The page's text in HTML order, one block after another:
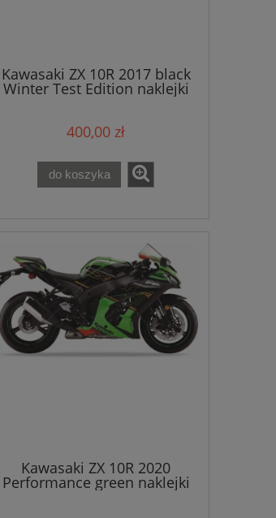
Kawasaki ZX 10R 2017 black
Winter Test Edition naklejki
400,00 zł
do koszyka
Kawasaki ZX 10R 2020
Performance green naklejki